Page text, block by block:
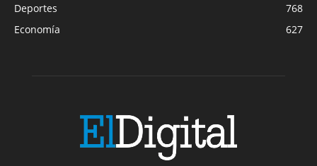
Deportes
768
Economía
627